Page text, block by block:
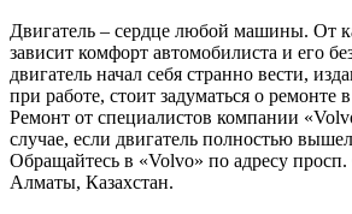
Двигатель – сердце любой машины. От
зависит комфорт автомобилиста и его
двигатель начал себя странно вести,
при работе, стоит задуматься о ремонте
Ремонт от специалистов компании
случае, если двигатель полностью
Обращайтесь в «Volvo» по адресу
Алматы, Казахстан.